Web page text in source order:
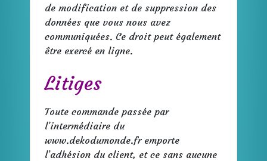
de modification et de suppression des
données que vous nous avez
communiquées. Ce droit peut également
être exercé en ligne.
Litiges
Toute commande passée par
l’intermédiaire du
www.dekodumonde.fr emporte
l’adhésion du client, et ce sans aucune